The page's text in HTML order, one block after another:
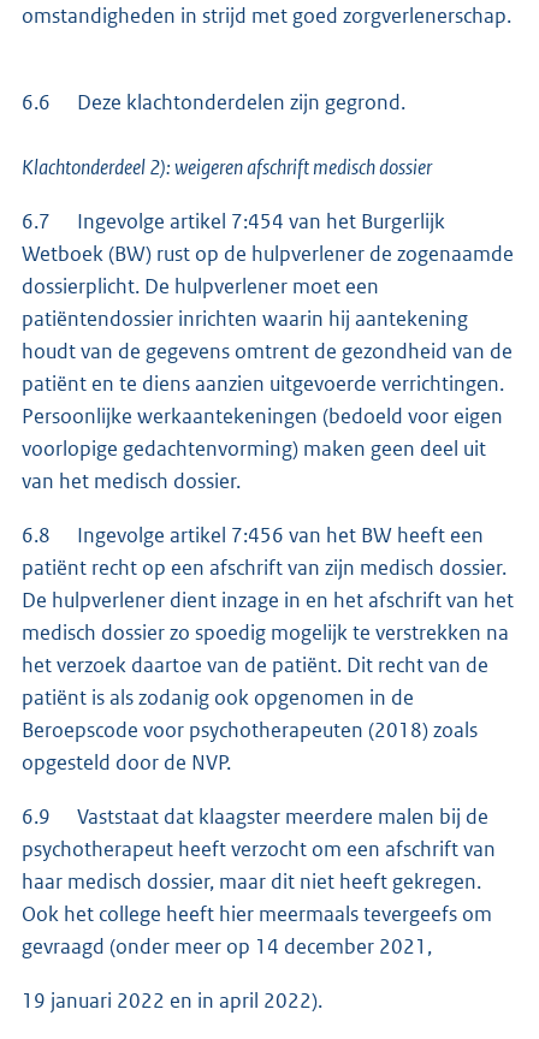
omstandigheden in strijd met goed zorgverlenerschap.
6.6 Deze klachtonderdelen zijn gegrond.
Klachtonderdeel 2): weigeren afschrift medisch dossier
6.7 Ingevolge artikel 7:454 van het Burgerlijk
Wetboek (BW) rust op de hulpverlener de zogenaamde
dossierplicht. De hulpverlener moet een
patiëntendossier inrichten waarin hij aantekening
houdt van de gegevens omtrent de gezondheid van de
patiënt en te diens aanzien uitgevoerde verrichtingen.
Persoonlijke werkaantekeningen (bedoeld voor eigen
voorlopige gedachtenvorming) maken geen deel uit
van het medisch dossier.
6.8 Ingevolge artikel 7:456 van het BW heeft een
patiënt recht op een afschrift van zijn medisch dossier.
De hulpverlener dient inzage in en het afschrift van het
medisch dossier zo spoedig mogelijk te verstrekken na
het verzoek daartoe van de patiënt. Dit recht van de
patiënt is als zodanig ook opgenomen in de
Beroepscode voor psychotherapeuten (2018) zoals
opgesteld door de NVP.
6.9 Vaststaat dat klaagster meerdere malen bij de
psychotherapeut heeft verzocht om een afschrift van
haar medisch dossier, maar dit niet heeft gekregen.
Ook het college heeft hier meermaals tevergeefs om
gevraagd (onder meer op 14 december 2021,
19 januari 2022 en in april 2022).